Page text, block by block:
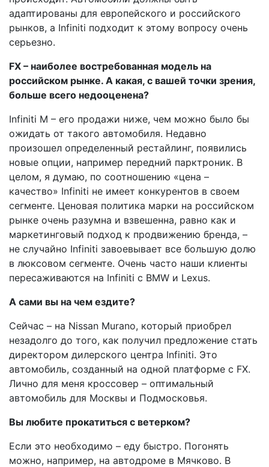
адаптированы для европейского и российского
рынков, а Infiniti подходит к этому вопросу очень
серьезно.
FX – наиболее востребованная модель на
российском рынке. А какая, с вашей точки зрения,
больше всего недооценена?
Infiniti M – его продажи ниже, чем можно было бы
ожидать от такого автомобиля. Недавно
произошел определенный рестайлинг, появились
новые опции, например передний парктроник. В
целом, я думаю, по соотношению «цена –
качество» Infiniti не имеет конкурентов в своем
сегменте. Ценовая политика марки на российском
рынке очень разумна и взвешенна, равно как и
маркетинговый подход к продвижению бренда, –
не случайно Infiniti завоевывает все большую долю
в люксовом сегменте. Очень часто наши клиенты
пересаживаются на Infiniti с BMW и Lexus.
А сами вы на чем ездите?
Сейчас – на Nissan Murano, который приобрел
незадолго до того, как получил предложение стать
директором дилерского центра Infiniti. Это
автомобиль, созданный на одной платформе с FX.
Лично для меня кроссовер – оптимальный
автомобиль для Москвы и Подмосковья.
Вы любите прокатиться с ветерком?
Если это необходимо – еду быстро. Погонять
можно, например, на автодроме в Мячково. В